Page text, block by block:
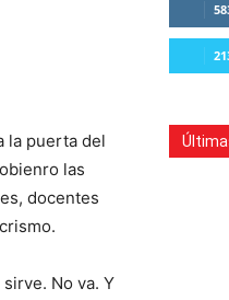
la puerta del
las
docentes
No va. Y